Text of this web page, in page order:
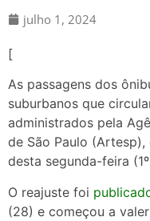
julho 1, 2024
[
As passagens dos
suburbanos que
administrados pela
de São Paulo
desta segunda-feira
O reajuste foi
(28) e começou a